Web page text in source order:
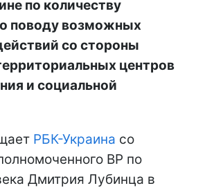
по количеству
поводу возможных
со стороны
центров
и социальной
РБК-Украина со
ВР по
Дмитрия Лубинца в